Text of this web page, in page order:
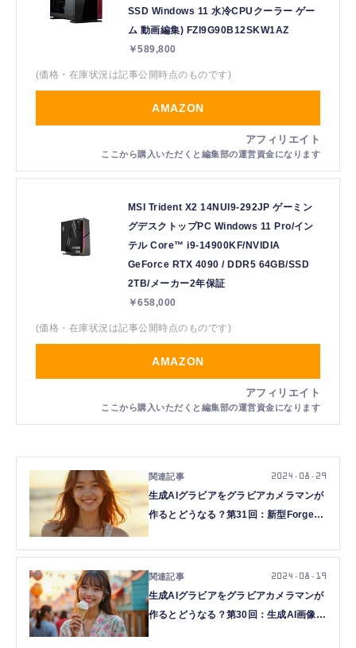
SSD Windows 11 水冷CPUクーラー ゲー
ム 動画編集) FZI9G90B12SKW1AZ
￥589,800
(価格・在庫状況は記事公開時点のものです)
AMAZON
MSI Trident X2 14NUI9-292JP ゲーミン
グデスクトップPC Windows 11 Pro/イン
テル Core™ i9-14900KF/NVIDIA
GeForce RTX 4090 / DDR5 64GB/SSD
2TB/メーカー2年保証
￥658,000
(価格・在庫状況は記事公開時点のものです)
AMAZON
生成AIグラビアをグラビアカメラマンが
作るとどうなる？第31回：新型Forgeで
2024.08.29
生成AIグラビアをグラビアカメラマンが
作るとどうなる？第30回：生成AI画像の
2024.08.19